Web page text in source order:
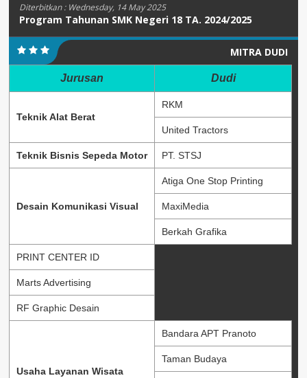
Diterbitkan : Wednesday, 14 May 2025
Program Tahunan SMK Negeri 18 TA. 2024/2025
MITRA DUDI
Jurusan Dudi
Teknik Alat Berat
RKM
United Tractors
Teknik Bisnis Sepeda Motor PT. STSJ
Desain Komunikasi Visual
Atiga One Stop Printing
MaxiMedia
Berkah Grafika
PRINT CENTER ID
Marts Advertising
RF Graphic Desain
Usaha Layanan Wisata
Bandara APT Pranoto
Taman Budaya